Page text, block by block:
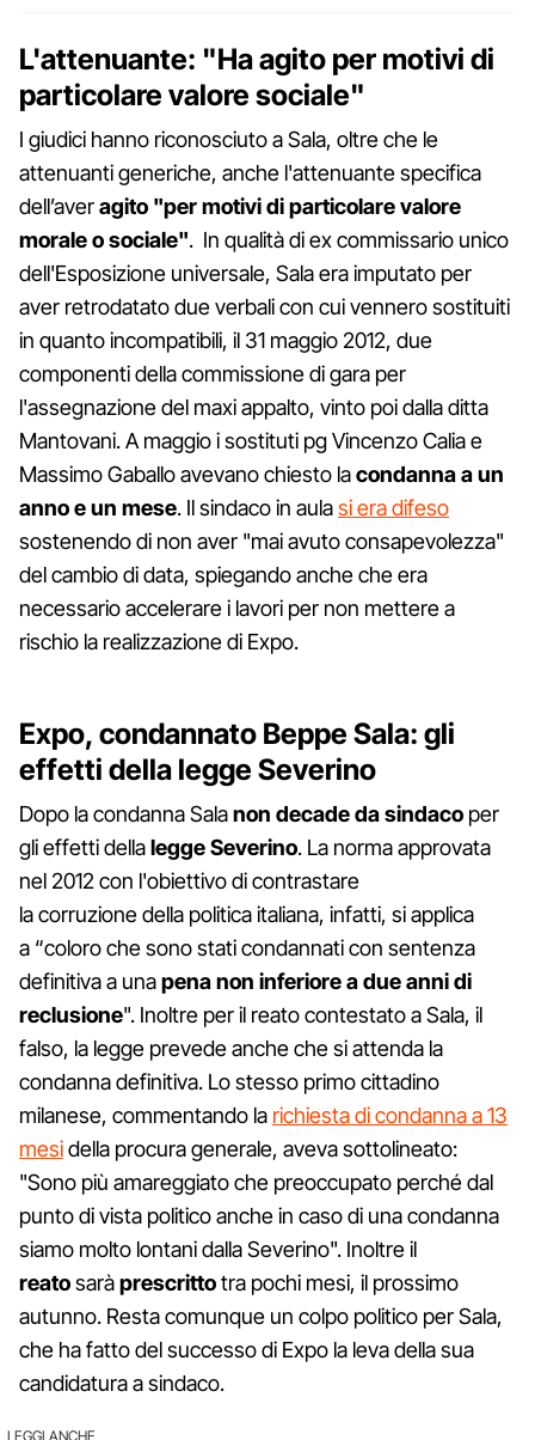
L'attenuante: "Ha agito per motivi di
particolare valore sociale"
I giudici hanno riconosciuto a Sala, oltre che le
attenuanti generiche, anche l'attenuante specifica
dell’averagito "per motivi di particolare valore
morale o sociale". In qualità di ex commissario unico
dell'Esposizione universale, Sala era imputato per
aver retrodatato due verbali con cui vennero sostituiti
in quanto incompatibili, il 31 maggio 2012, due
componenti della commissione di gara per
l'assegnazione del maxi appalto, vinto poi dalla ditta
Mantovani. A maggio i sostituti pg Vincenzo Calia e
Massimo Gaballo avevano chiesto lacondanna a un
anno e un mese. Il sindaco in aulasi era difeso
sostenendo di non aver "mai avuto consapevolezza"
del cambio di data, spiegando anche che era
necessario accelerare i lavori per non mettere a
rischio la realizzazione di Expo.
Expo, condannato Beppe Sala: gli
effetti della legge Severino
Dopo la condanna Salanon decade da sindaco per
gli effetti dellalegge Severino. La norma approvata
nel 2012 con l'obiettivo di contrastare
la corruzionedella politica italiana, infatti, si applica
a “coloro che sono stati condannati con sentenza
definitiva a unapena non inferiore a due anni di
reclusione". Inoltre per il reato contestato a Sala, il
falso, la legge prevede anche che si attenda la
condanna definitiva. Lo stesso primo cittadino
milanese, commentando la richiesta di condanna a 13
mesidella procura generale, aveva sottolineato:
"Sono più amareggiato che preoccupato perché dal
punto di vista politico anche in caso di una condanna
siamo molto lontani dalla Severino". Inoltre il
reatosaràprescrittotra pochi mesi, il prossimo
autunno. Resta comunque un colpo politico per Sala,
che ha fatto del successo di Expo la leva della sua
candidatura a sindaco.
LEGGI ANCHE